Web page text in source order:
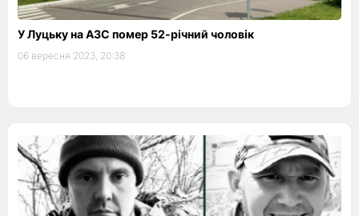
У Луцьку на АЗС помер 52-річний чоловік
06 вересня 2023, 20:38